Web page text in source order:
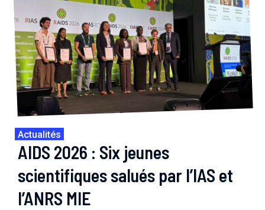
Actualités
AIDS 2026 : Six jeunes
scientifiques salués par l’IAS et
l’ANRS MIE